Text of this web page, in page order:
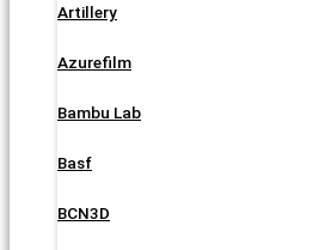
Artillery
Azurefilm
Bambu Lab
Basf
BCN3D